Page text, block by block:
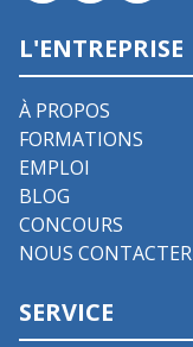
L'ENTREPRISE
À PROPOS
FORMATIONS
EMPLOI
BLOG
CONCOURS
NOUS CONTACTER
SERVICE